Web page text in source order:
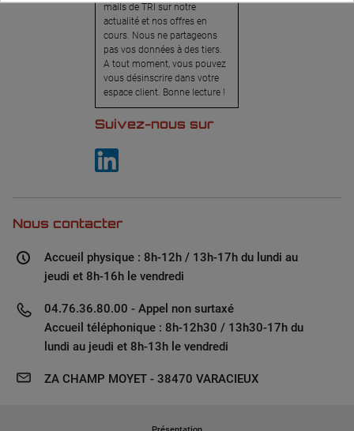
mails de TRI sur notre
actualité et nos offres en
cours. Nous ne partageons
pas vos données à des tiers.
A tout moment, vous pouvez
vous désinscrire dans votre
espace client. Bonne lecture !
Suivez-nous sur
Nous contacter
Accueil physique : 8h-12h / 13h-17h du lundi au
jeudi et 8h-16h le vendredi
04.76.36.80.00 - Appel non surtaxé
Accueil téléphonique : 8h-12h30 / 13h30-17h du
lundi au jeudi et 8h-13h le vendredi
ZA CHAMP MOYET - 38470 VARACIEUX